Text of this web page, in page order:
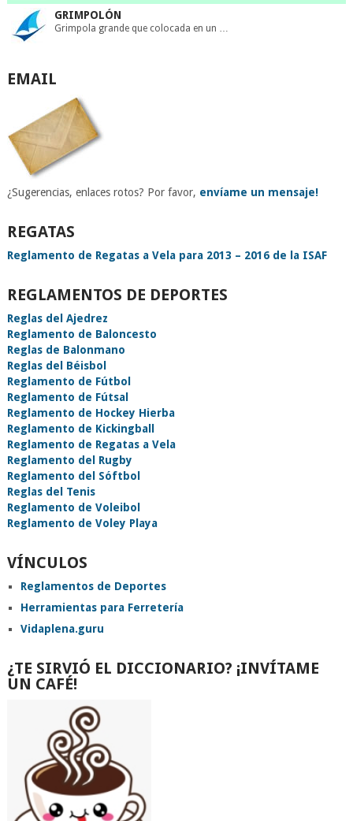
GRIMPOLÓN
Grimpola grande que colocada en un …
EMAIL
¿Sugerencias, enlaces rotos? Por favor, envíame un mensaje!
REGATAS
Reglamento de Regatas a Vela para 2013 – 2016 de la ISAF
REGLAMENTOS DE DEPORTES
Reglas del Ajedrez
Reglamento de Baloncesto
Reglas de Balonmano
Reglas del Béisbol
Reglamento de Fútbol
Reglamento de Fútsal
Reglamento de Hockey Hierba
Reglamento de Kickingball
Reglamento de Regatas a Vela
Reglamento del Rugby
Reglamento del Sóftbol
Reglas del Tenis
Reglamento de Voleibol
Reglamento de Voley Playa
VÍNCULOS
Reglamentos de Deportes
Herramientas para Ferretería
Vidaplena.guru
¿TE SIRVIÓ EL DICCIONARIO? ¡INVÍTAME
UN CAFÉ!